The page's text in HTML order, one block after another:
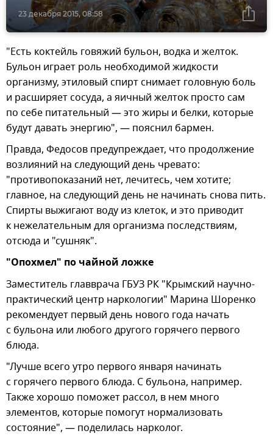
23 декабря 2015, 08:58
"Есть коктейль говяжий бульон, водка и желток.
Бульон играет роль необходимой жидкости
организму, этиловый спирт снимает головную боль
и расширяет сосуда, а яичный желток просто сам
по себе питательный — это жиры и белки, которые
будут давать энергию", — пояснил бармен.
Правда, Федосов предупреждает, что продолжение
возлияний на следующий день чревато:
"противопоказаний нет, лечитесь, чем хотите;
главное, на следующий день не начинать снова пить.
Спирты выжигают воду из клеток, и это приводит
к нежелательным для организма последствиям,
отсюда и "сушняк".
"Опохмел" по чайной ложке
Заместитель главврача ГБУЗ РК "Крымский научно-
практический центр наркологии" Марина Шоренко
рекомендует первый день нового года начать
с бульона или любого другого горячего первого
блюда.
"Лучше всего утро первого января начинать
с горячего первого блюда. С бульона, например.
Также хорошо поможет рассол, в нем много
элементов, которые помогут нормализовать
состояние", — поделилась нарколог.